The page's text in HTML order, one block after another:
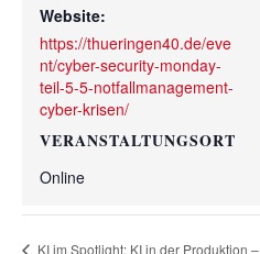
Website:
https://thueringen40.de/eve
nt/cyber-security-monday-
teil-5-5-notfallmanagement-
cyber-krisen/
VERANSTALTUNGSORT
Online
KI im Spotlight: KI in der Produktion –